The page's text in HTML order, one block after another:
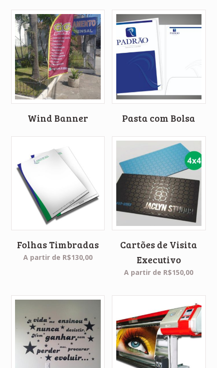
Wind Banner Pasta com Bolsa
Folhas Timbradas
A partir de R$130,00
Cartões de Visita
Executivo
A partir de R$150,00